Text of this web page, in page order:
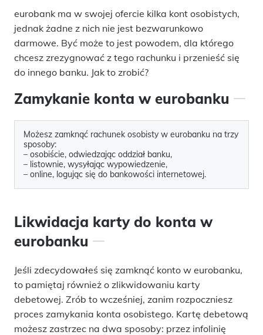
eurobank ma w swojej ofercie kilka kont osobistych,
jednak żadne z nich nie jest bezwarunkowo
darmowe. Być może to jest powodem, dla którego
chcesz zrezygnować z tego rachunku i przenieść się
do innego banku. Jak to zrobić?
Zamykanie konta w eurobanku
Możesz zamknąć rachunek osobisty w eurobanku na trzy
sposoby:
– osobiście, odwiedzając oddział banku,
– listownie, wysyłając wypowiedzenie,
– online, logując się do bankowości internetowej.
Likwidacja karty do konta w
eurobanku
Jeśli zdecydowałeś się zamknąć konto w eurobanku,
to pamiętaj również o zlikwidowaniu karty
debetowej. Zrób to wcześniej, zanim rozpoczniesz
proces zamykania konta osobistego. Kartę debetową
możesz zastrzec na dwa sposoby: przez infolinię